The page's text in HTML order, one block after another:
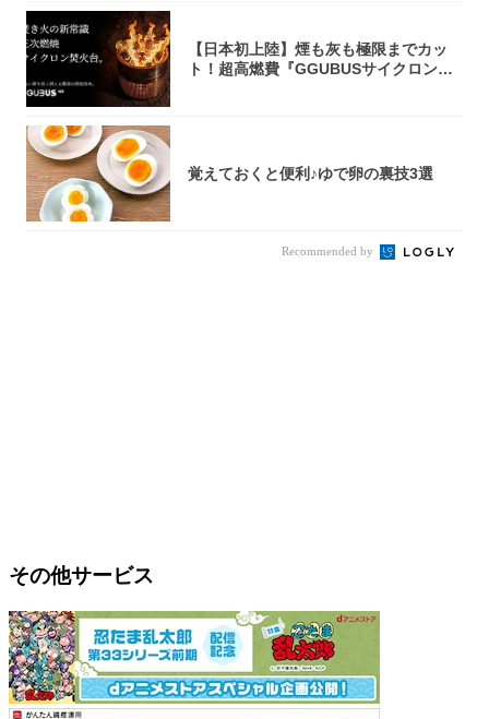
【日本初上陸】煙も灰も極限までカッ
ト！超高燃費『GGUBUSサイクロン焚
覚えておくと便利♪ゆで卵の裏技3選
Recommended by
その他サービス